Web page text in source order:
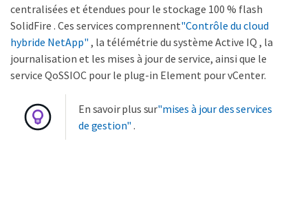
centralisées et étendues pour le stockage 100 % flash
SolidFire . Ces services comprennent"Contrôle du cloud
hybride NetApp" , la télémétrie du système Active IQ , la
journalisation et les mises à jour de service, ainsi que le
service QoSSIOC pour le plug-in Element pour vCenter.
En savoir plus sur"mises à jour des services
de gestion" .